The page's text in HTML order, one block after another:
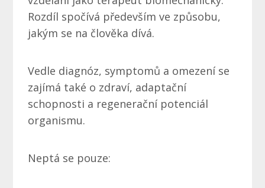
Rozdíl spočívá především ve způsobu,
jakým se na člověka dívá.
Vedle diagnóz, symptomů a omezení se
zajímá také o zdraví, adaptační
schopnosti a regenerační potenciál
organismu.
Neptá se pouze: